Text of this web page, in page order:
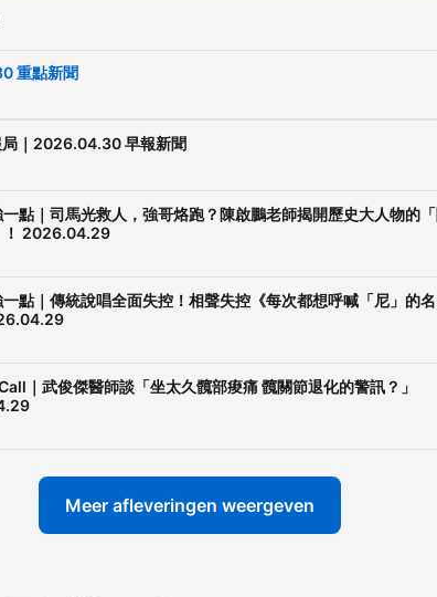
重點新聞
局｜2026.04.30 早報新聞
一點｜司馬光救人，強哥烙跑？陳啟鵬老師揭開歷史大人物的
！ 2026.04.29
點｜傳統說唱全面失控！相聲失控《每次都想呼喊「尼」的名
｜武俊傑醫師談「坐太久髖部痠痛 髖關節退化的警訊？」
Meer afleveringen weergeven